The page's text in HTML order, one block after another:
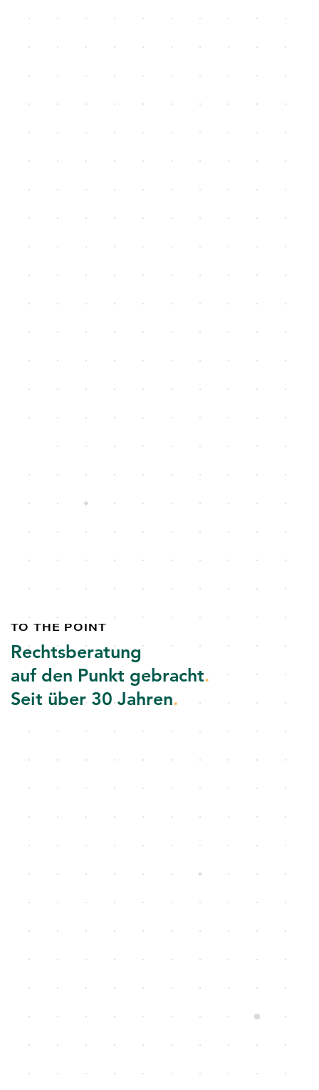
TO THE POINT
Rechtsberatung
auf den Punkt gebracht.
Seit über 30 Jahren.